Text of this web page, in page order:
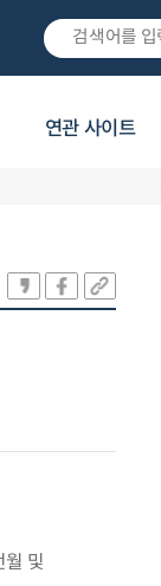
연관 사이트
및